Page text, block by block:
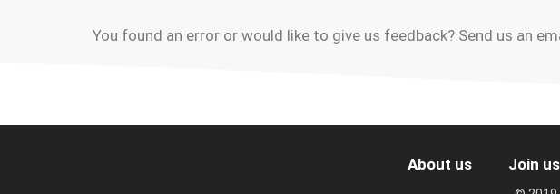
You found an error or would like to give us feedback? Send us an
About us Join us